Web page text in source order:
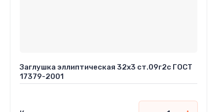
Заглушка эллиптическая 32х3 ст.09г2с ГОСТ
17379-2001